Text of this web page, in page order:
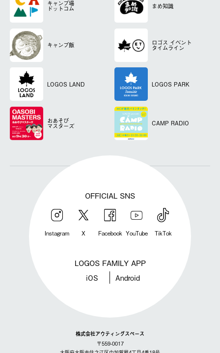
キャンプ場
ドットコム まめ知識
キャンプ飯 ロゴス イベント
タイムライン
LOGOS LAND LOGOS PARK
おあそび
マスターズ CAMP RADIO
OFFICIAL SNS
Instagram X Facebook YouTube TikTok
LOGOS FAMILY APP
iOS Android
株式会社アウティングスペース
〒559-0017